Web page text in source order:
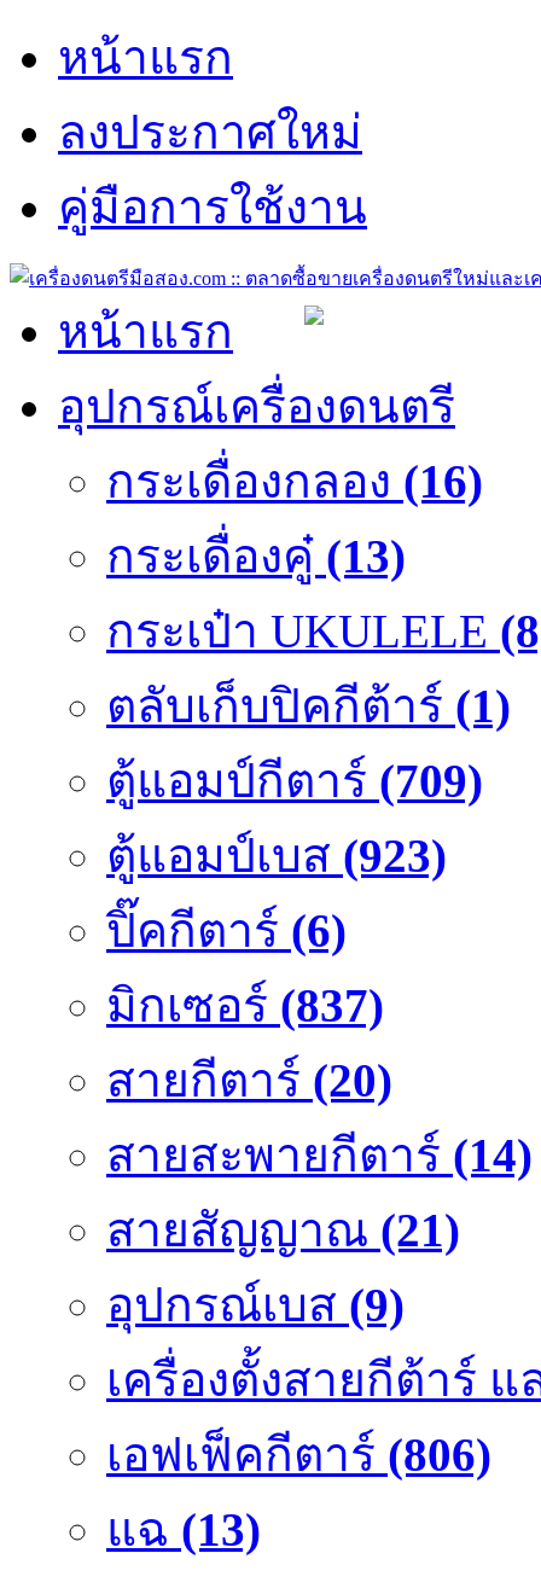
หน้าแรก
ลงประกาศใหม่
คู่มือการใช้งาน
หน้าแรก
อุปกรณ์เครื่องดนตรี
กระเดื่องกลอง (16)
กระเดื่องคู๋ (13)
กระเป๋า UKULELE
ตลับเก็บปิคกีต้าร์ (1)
ตู้แอมป์กีตาร์ (709)
ตู้แอมป์เบส (923)
ปิ๊คกีตาร์ (6)
มิกเซอร์ (837)
สายกีตาร์ (20)
สายสะพายกีตาร์ (14)
สายสัญญาณ (21)
อุปกรณ์เบส (9)
เครื่องตั้งสายกีต้าร์ แ
เอฟเฟ็คกีตาร์ (806)
แฉ (13)